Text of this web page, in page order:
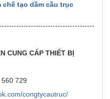
chế tạo dầm cầu trục
CUNG CẤP THIẾT BỊ
729
congtycautruc/